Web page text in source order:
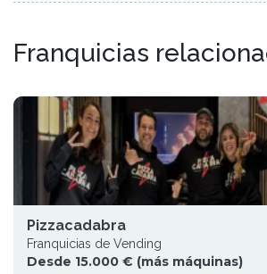
Franquicias
Pizzacadabra
Franquicias de Vending
Desde 15.000 € (más máquinas)